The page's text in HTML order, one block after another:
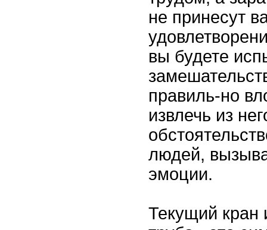
не принесут
вы будете
правиль-но
извлечь из
людей,
эмоции.
Текущий кран